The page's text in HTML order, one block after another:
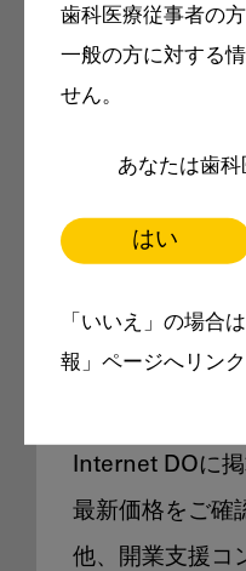
歯科医療従事者の
一般の方に対する
せん。
あなたは歯科
はい
「いいえ」の場合
報」ページへリンク
メ
製品価
Internet DOに
最新価格をご確
他、開業支援コ